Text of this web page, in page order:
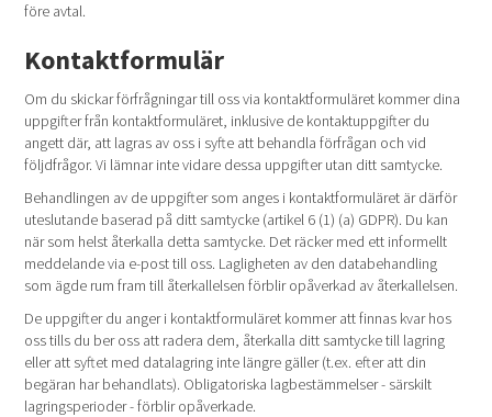
före avtal.
Kontaktformulär
Om du skickar förfrågningar till oss via kontaktformuläret kommer dina
uppgifter från kontaktformuläret, inklusive de kontaktuppgifter du
angett där, att lagras av oss i syfte att behandla förfrågan och vid
följdfrågor. Vi lämnar inte vidare dessa uppgifter utan ditt samtycke.
Behandlingen av de uppgifter som anges i kontaktformuläret är därför
uteslutande baserad på ditt samtycke (artikel 6 (1) (a) GDPR). Du kan
när som helst återkalla detta samtycke. Det räcker med ett informellt
meddelande via e-post till oss. Lagligheten av den databehandling
som ägde rum fram till återkallelsen förblir opåverkad av återkallelsen.
De uppgifter du anger i kontaktformuläret kommer att finnas kvar hos
oss tills du ber oss att radera dem, återkalla ditt samtycke till lagring
eller att syftet med datalagring inte längre gäller (t.ex. efter att din
begäran har behandlats). Obligatoriska lagbestämmelser - särskilt
lagringsperioder - förblir opåverkade.